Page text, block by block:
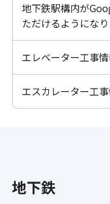
地下鉄駅構内が
ただけるようにな
エレベーター工事
エスカレーター工
地下鉄